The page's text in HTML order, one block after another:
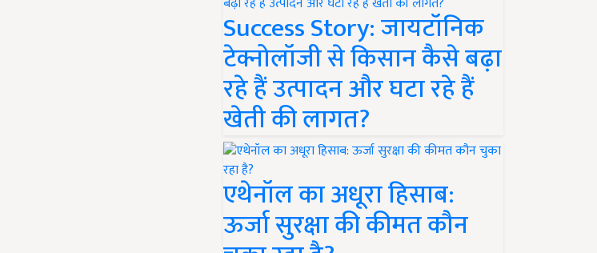
Success Story: जायटॉनिक
टेक्नोलॉजी से किसान कैसे बढ़ा
रहे हैं उत्पादन और घटा रहे हैं
खेती की लागत?
एथेनॉल का अधूरा हिसाब:
ऊर्जा सुरक्षा की कीमत कौन